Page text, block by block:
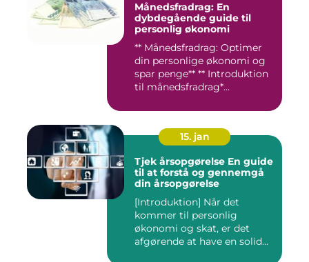
Månedsfradrag: En
dybdegående guide til
personlig økonomi
** Månedsfradrag: Optimer
din personlige økonomi og
spar penge** ** Introduktion
til månedsfradrag*...
15. jan
Tjek årsopgørelse En guide
til at forstå og gennemgå
din årsopgørelse
[Introduktion] Når det
kommer til personlig
økonomi og skat, er det
afgørende at have en solid